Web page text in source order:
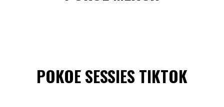
POKOE SESSIES TIKTOK